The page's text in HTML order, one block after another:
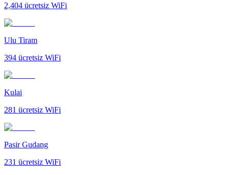
2,404 ücretsiz WiFi
Ulu Tiram
394 ücretsiz WiFi
Kulai
281 ücretsiz WiFi
Pasir Gudang
231 ücretsiz WiFi